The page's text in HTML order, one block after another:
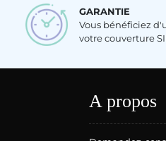
GARANTIE
Vous bénéficiez
votre couverture
A propos